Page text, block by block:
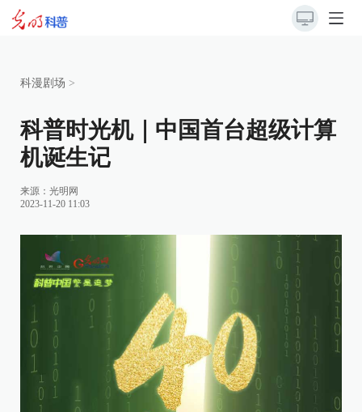
科漫剧场 >
科普时光机｜中国首台超级计算
机诞生记
来源：光明网
2023-11-20 11:03